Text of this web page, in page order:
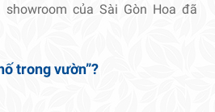
của Sài Gòn Hoa đã
trong vườn”?